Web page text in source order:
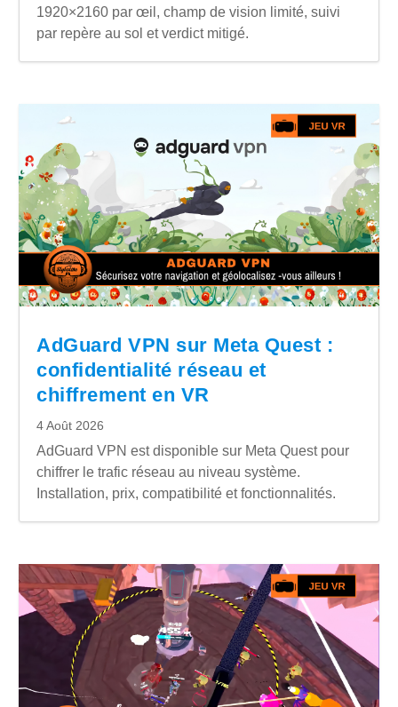
1920×2160 par œil, champ de vision limité, suivi
par repère au sol et verdict mitigé.
AdGuard VPN sur Meta Quest :
confidentialité réseau et
chiffrement en VR
4 Août 2026
AdGuard VPN est disponible sur Meta Quest pour
chiffrer le trafic réseau au niveau système.
Installation, prix, compatibilité et fonctionnalités.